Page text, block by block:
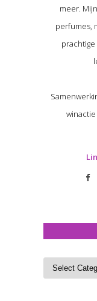
meer.
perfumes,
winactie